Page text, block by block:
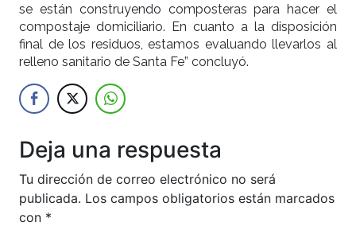
se están construyendo composteras para hacer el
compostaje domiciliario. En cuanto a la disposición
final de los residuos, estamos evaluando llevarlos al
relleno sanitario de Santa Fe” concluyó.
Deja una respuesta
Tu dirección de correo electrónico no será
publicada. Los campos obligatorios están marcados
con *